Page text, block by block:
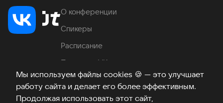
Мы используем файлы cookies 🍪 — это улучшает
работу сайта и делает его более эффективным.
Продолжая использовать этот сайт,
О конференции
Спикеры
Расписание
Продукты VK
Место проведения
Часто задаваемые вопросы